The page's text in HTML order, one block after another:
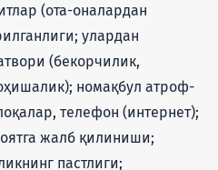
(ота-оналардан
улардан
(бекорчилик,
номақбул атроф-
телефон (интернет);
жалб қилиниши;
пастлиги;